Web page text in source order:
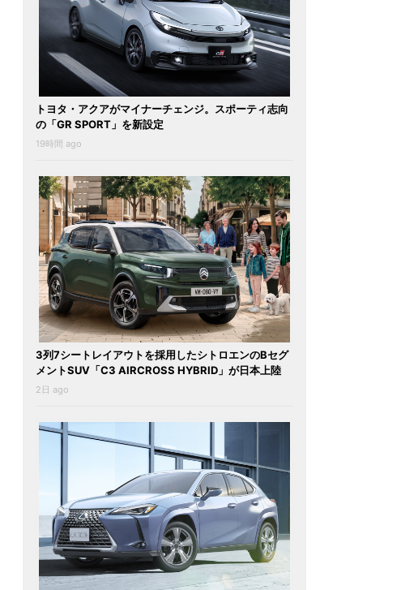
トヨタ・アクアがマイナーチェンジ。スポーティ志向
の「GR SPORT」を新設定
19時間 ago
3列7シートレイアウトを採用したシトロエンのBセグ
メントSUV「C3 AIRCROSS HYBRID」が日本上陸
2日 ago